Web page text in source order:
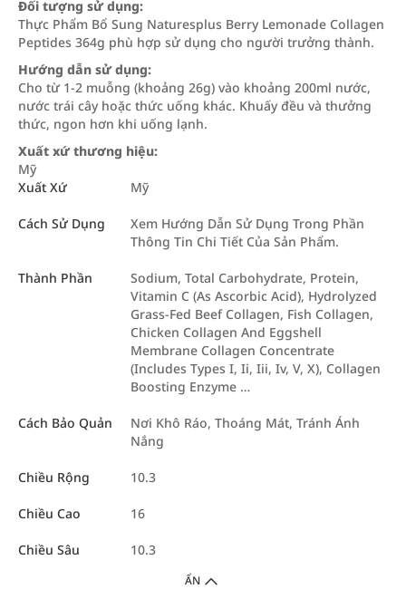
Đối tượng sử dụng:
Thực Phẩm Bổ Sung Naturesplus Berry Lemonade Collagen
Peptides 364g phù hợp sử dụng cho người trưởng thành.
Hướng dẫn sử dụng:
Cho từ 1-2 muỗng (khoảng 26g) vào khoảng 200ml nước,
nước trái cây hoặc thức uống khác. Khuấy đều và thưởng
thức, ngon hơn khi uống lạnh.
Xuất xứ thương hiệu:
Mỹ
Xuất Xứ
Mỹ
Cách Sử Dụng
Xem Hướng Dẫn Sử Dụng Trong Phần
Thông Tin Chi Tiết Của Sản Phẩm.
Thành Phần
Sodium, Total Carbohydrate, Protein,
Vitamin C (As Ascorbic Acid), Hydrolyzed
Grass-Fed Beef Collagen, Fish Collagen,
Chicken Collagen And Eggshell
Membrane Collagen Concentrate
(Includes Types I, Ii, Iii, Iv, V, X), Collagen
Boosting Enzyme …
Cách Bảo Quản
Nơi Khô Ráo, Thoáng Mát, Tránh Ánh
Nắng
Chiều Rộng 10.3
Chiều Cao 16
Chiều Sâu 10.3
ẨN